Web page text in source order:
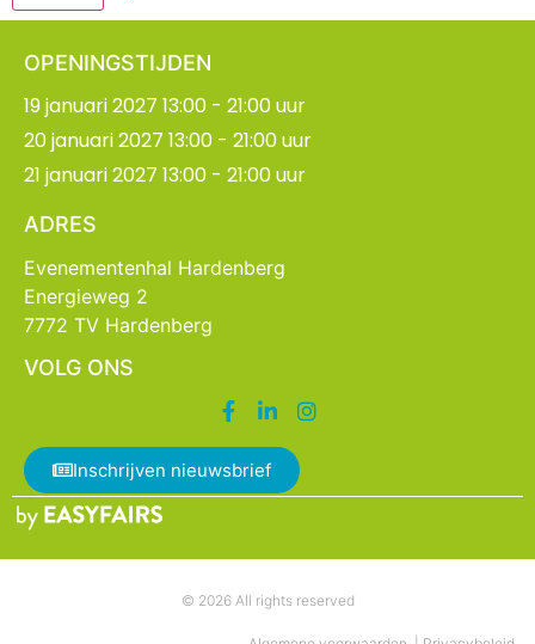
OPENINGSTIJDEN
19 januari 2027 13:00 - 21:00 uur
20 januari 2027 13:00 - 21:00 uur
21 januari 2027 13:00 - 21:00 uur
ADRES
Evenementenhal Hardenberg
Energieweg 2
7772 TV Hardenberg
VOLG ONS
Inschrijven nieuwsbrief
© 2026 All rights reserved